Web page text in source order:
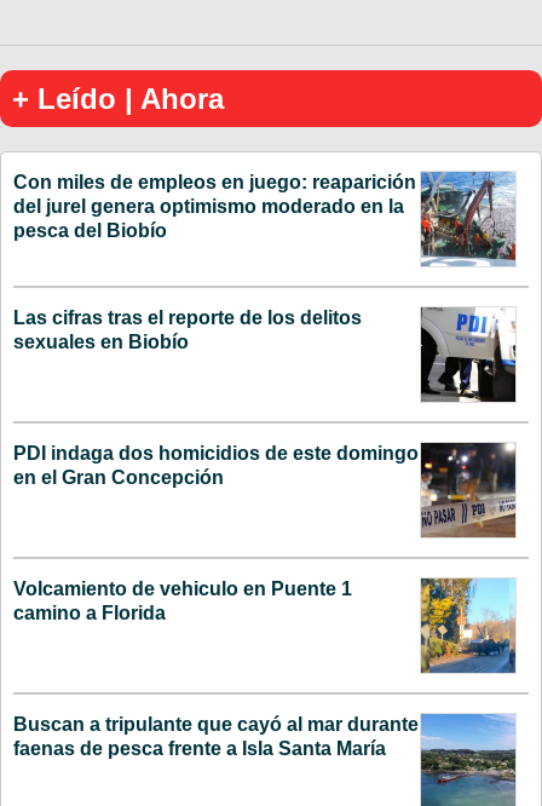
+ Leído | Ahora
Con miles de empleos en juego: reaparición
del jurel genera optimismo moderado en la
pesca del Biobío
Las cifras tras el reporte de los delitos
sexuales en Biobío
PDI indaga dos homicidios de este domingo
en el Gran Concepción
Volcamiento de vehiculo en Puente 1
camino a Florida
Buscan a tripulante que cayó al mar durante
faenas de pesca frente a Isla Santa María